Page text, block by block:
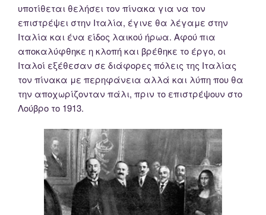
υποτίθεται θελήσει τον πίνακα για να τον
επιστρέψει στην Ιταλία, έγινε θα λέγαμε στην
Ιταλία και ένα είδος λαικού ήρωα. Αφού πια
αποκαλύφθηκε η κλοπή και βρέθηκε το έργο, οι
Ιταλοί εξέθεσαν σε διάφορες πόλεις της Ιταλίας
τον πίνακα με περηφάνεια αλλά και λύπη που θα
την αποχωρίζονταν πάλι, πριν το επιστρέψουν στο
Λούβρο το 1913.